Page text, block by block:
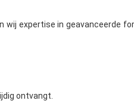
expertise in geavanceerde
ontvangt.